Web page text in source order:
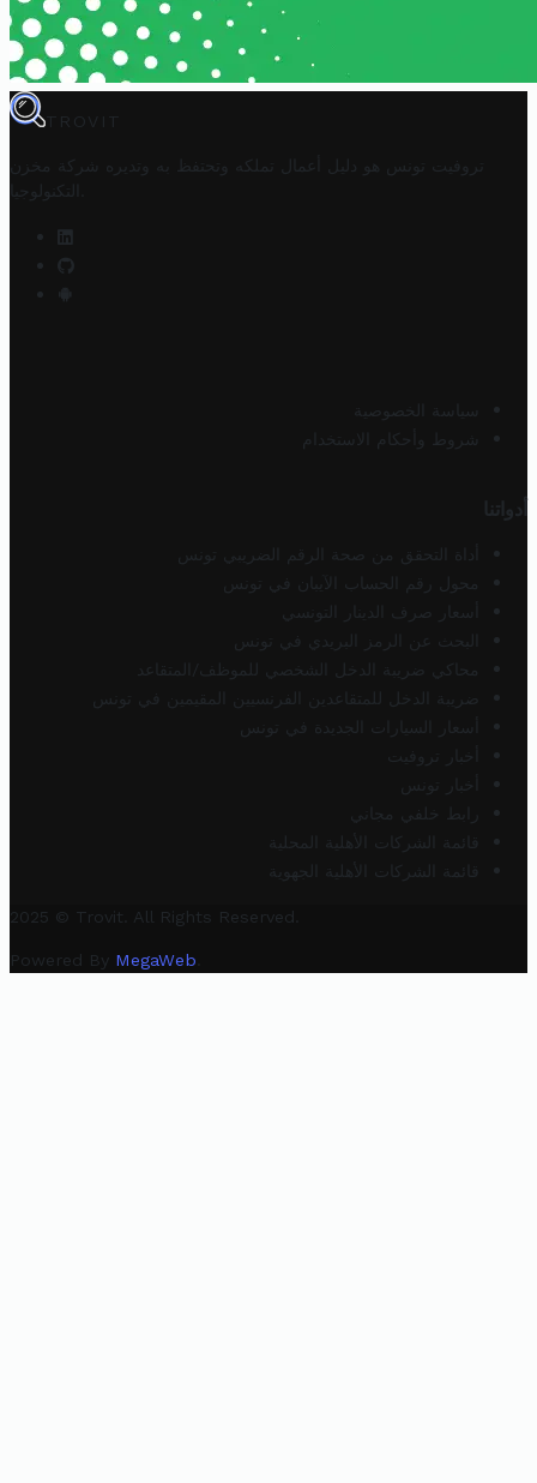
TROVIT
تروفيت تونس هو دليل أعمال تملكه وتحتفظ به وتديره
شركة مخزن
التكنولوجيا
سياسة الخصوصية
شروط وأحكام الاستخدام
أدواتنا
أداة التحقق من صحة الرقم الضريبي تونس
محول رقم الحساب الآيبان في تونس
أسعار صرف الدينار التونسي
البحث عن الرمز البريدي في تونس
محاكي ضريبة الدخل الشخصي للموظف/المتقاعد
ضريبة الدخل للمتقاعدين الفرنسيين المقيمين في تونس
أسعار السيارات الجديدة في تونس
أخبار تروفيت
أخبار تونس
رابط خلفي مجاني
قائمة الشركات الأهلية المحلية
قائمة الشركات الأهلية الجهوية
2025 © Trovit. All Rights Reserved.
Powered By MegaWeb